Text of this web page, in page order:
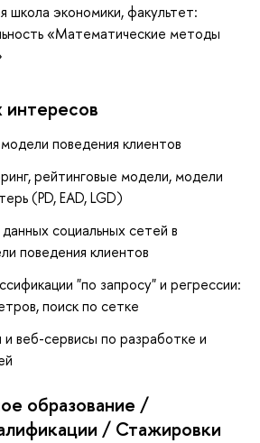
школа экономики, факультет:
«Математические методы
поведения клиентов
рейтинговые модели, модели
(PD, EAD, LGD)
социальных сетей в
поведения клиентов
"по запросу" и регрессии:
поиск по сетке
веб-сервисы по разработке и
образование /
/ Стажировки